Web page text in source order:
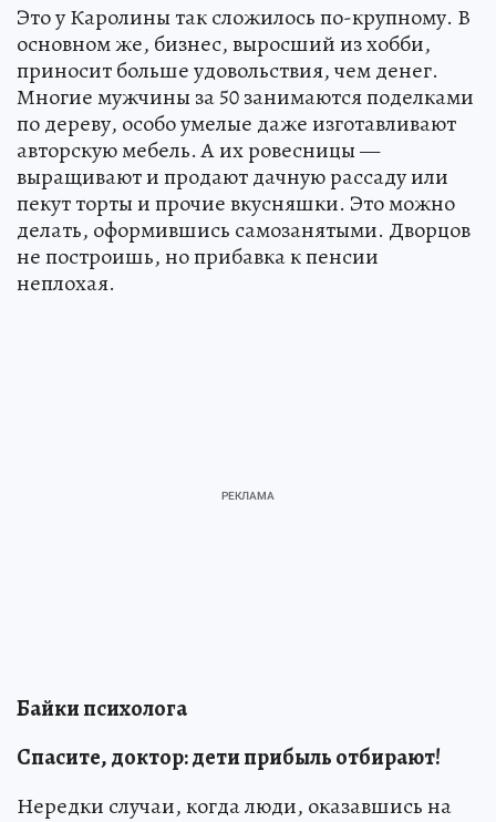
Это у Каролины так сложилось по-крупному. В
основном же, бизнес, выросший из хобби,
приносит больше удовольствия, чем денег.
Многие мужчины за 50 занимаются поделками
по дереву, особо умелые даже изготавливают
авторскую мебель. А их ровесницы —
выращивают и продают дачную рассаду или
пекут торты и прочие вкусняшки. Это можно
делать, оформившись самозанятыми. Дворцов
не построишь, но прибавка к пенсии
неплохая.
Байки психолога
Спасите, доктор: дети прибыль отбирают!
Нередки случаи, когда люди, оказавшись на